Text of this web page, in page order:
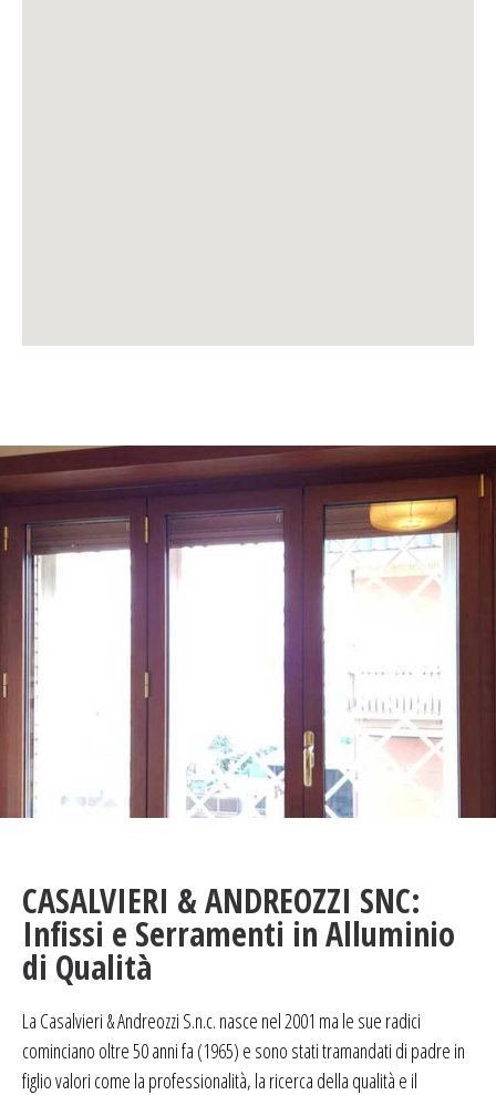
CASALVIERI & ANDREOZZI SNC:
Infissi e Serramenti in Alluminio
di Qualità
La Casalvieri & Andreozzi S.n.c. nasce nel 2001 ma le sue radici
cominciano oltre 50 anni fa (1965) e sono stati tramandati di padre in
figlio valori come la professionalità, la ricerca della qualità e il